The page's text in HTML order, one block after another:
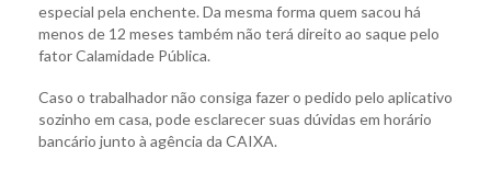
especial pela enchente. Da mesma forma quem sacou há
menos de 12 meses também não terá direito ao saque pelo
fator Calamidade Pública.
Caso o trabalhador não consiga fazer o pedido pelo aplicativo
sozinho em casa, pode esclarecer suas dúvidas em horário
bancário junto à agência da CAIXA.